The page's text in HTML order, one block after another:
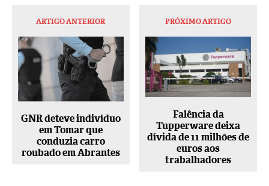
ARTIGO ANTERIOR
GNR deteve indivíduo
em Tomar que
conduzia carro
roubado em Abrantes
PRÓXIMO ARTIGO
Falência da
Tupperware deixa
dívida de 11 milhões de
euros aos
trabalhadores